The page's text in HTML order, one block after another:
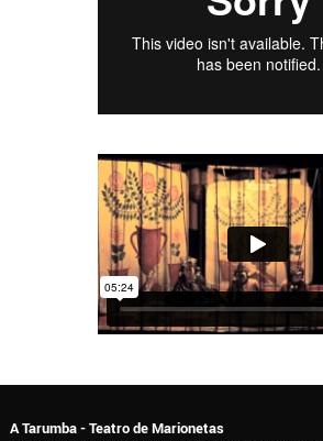
A Tarumba - Teatro de Marionetas